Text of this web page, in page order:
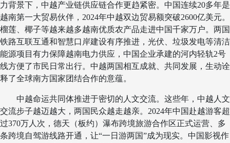
力背景下，中越产业链供应链合作更趋紧密。中国连续20多年是
越南第一大贸易伙伴，2024年中越双边贸易额突破2600亿美元。
榴莲、椰子等越来越多越南优质农产品走进中国千家万户。两国
铁路互联互通和智慧口岸建设有序推进，光伏、垃圾发电等清洁
能源项目有力保障越南电力供应，中国企业承建的河内轻轨2号
线方便了市民日常出行。中越两国相互成就、共同发展，生动诠
释了全球南方国家团结合作的意蕴。
中越命运共同体推进于密切的人文交流。这些年，中越人文
交流步子越迈越大，两国民众越走越亲。2024年中国赴越游客超
过370万人次，德天（板约）瀑布跨境旅游合作区正式运营、多
条跨境自驾游线路开通，让“一日游两国”成为现实。中国影视作